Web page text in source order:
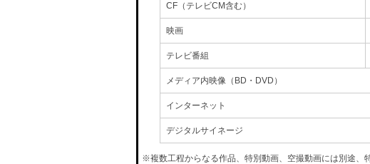
CF（テレビCM含む）
映画
テレビ番組
メディア内映像（BD・DVD）
インターネット
デジタルサイネージ
※複数工程からなる作品、特別動画、空撮動画には別途、